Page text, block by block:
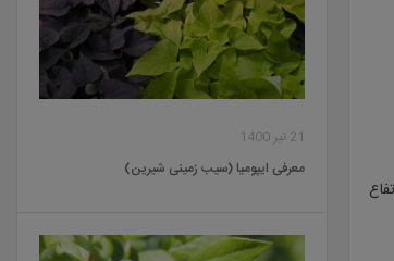
21 تیر 1400
معرفی ایپومیا (سیب زمینی شیرین)